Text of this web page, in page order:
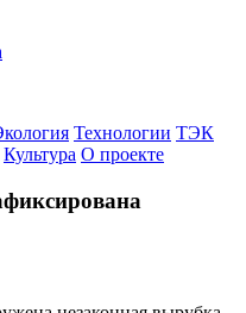
Технологии ТЭК
Культура О проекте